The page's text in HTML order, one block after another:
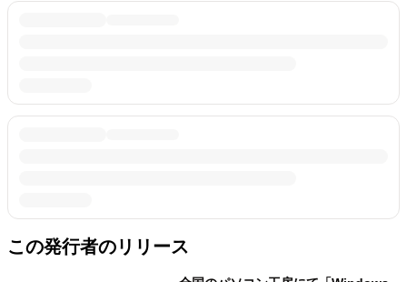
この発行者のリリース